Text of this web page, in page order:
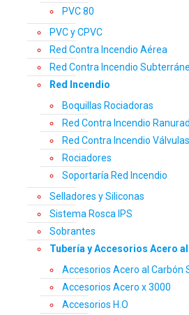
PVC 80
PVC y CPVC
Red Contra Incendio Aérea
Red Contra Incendio
Red Incendio
Boquillas Rociadoras
Red Contra Incendio
Red Contra Incendio Válvulas
Rociadores
Soportaría Red Incendio
Selladores y Siliconas
Sistema Rosca IPS
Sobrantes
Tubería y Accesorios Acero
Accesorios Acero al Carbón
Accesorios Acero x 3000
Accesorios H.O